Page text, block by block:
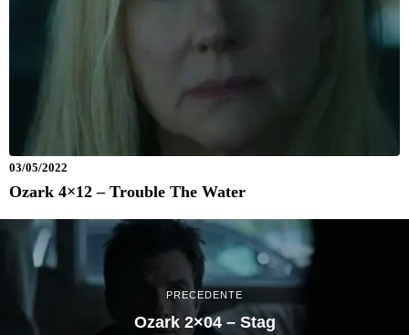
03/05/2022
Ozark 4×12 – Trouble The Water
PRECEDENTE
Ozark 2×04 – Stag